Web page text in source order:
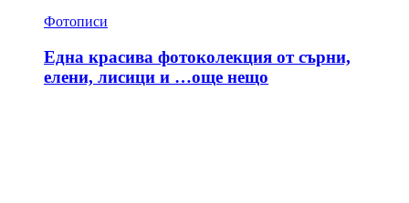
Фотописи
Една красива фотоколекция от сърни,
елени, лисици и …още нещо